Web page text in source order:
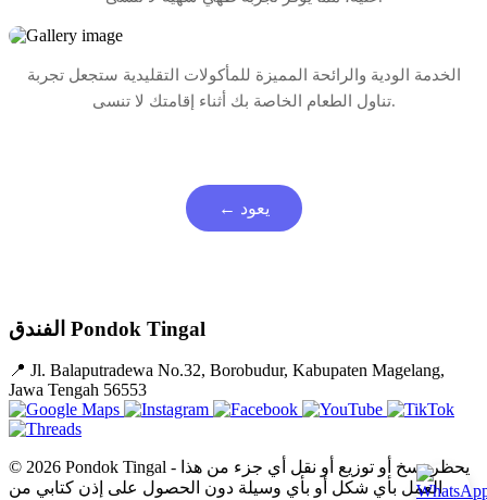
الخدمة الودية والرائحة المميزة للمأكولات التقليدية ستجعل تجربة
تناول الطعام الخاصة بك أثناء إقامتك لا تنسى.
← يعود
الفندق Pondok Tingal
📍 Jl. Balaputradewa No.32, Borobudur, Kabupaten Magelang,
Jawa Tengah 56553
© 2026 Pondok Tingal - يحظر نسخ أو توزيع أو نقل أي جزء من هذا
العمل بأي شكل أو بأي وسيلة دون الحصول على إذن كتابي من